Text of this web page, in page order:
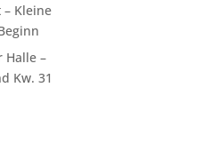
Kleine
Halle –
Kw. 31